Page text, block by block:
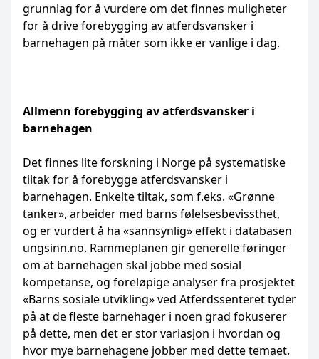
grunnlag for å vurdere om det finnes muligheter
for å drive forebygging av atferdsvansker i
barnehagen på måter som ikke er vanlige i dag.
Allmenn forebygging av atferdsvansker i
barnehagen
Det finnes lite forskning i Norge på systematiske
tiltak for å forebygge atferdsvansker i
barnehagen. Enkelte tiltak, som f.eks. «Grønne
tanker», arbeider med barns følelsesbevissthet,
og er vurdert å ha «sannsynlig» effekt i databasen
ungsinn.no. Rammeplanen gir generelle føringer
om at barnehagen skal jobbe med sosial
kompetanse, og foreløpige analyser fra prosjektet
«Barns sosiale utvikling» ved Atferdssenteret tyder
på at de fleste barnehager i noen grad fokuserer
på dette, men det er stor variasjon i hvordan og
hvor mye barnehagene jobber med dette temaet.